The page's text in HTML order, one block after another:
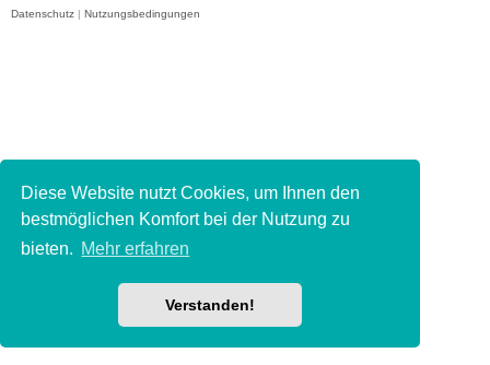
Diese Website nutzt Cookies, um Ihnen den
bestmöglichen Komfort bei der Nutzung zu
bieten. Mehr erfahren
Verstanden!
Datenschutz | Nutzungsbedingungen